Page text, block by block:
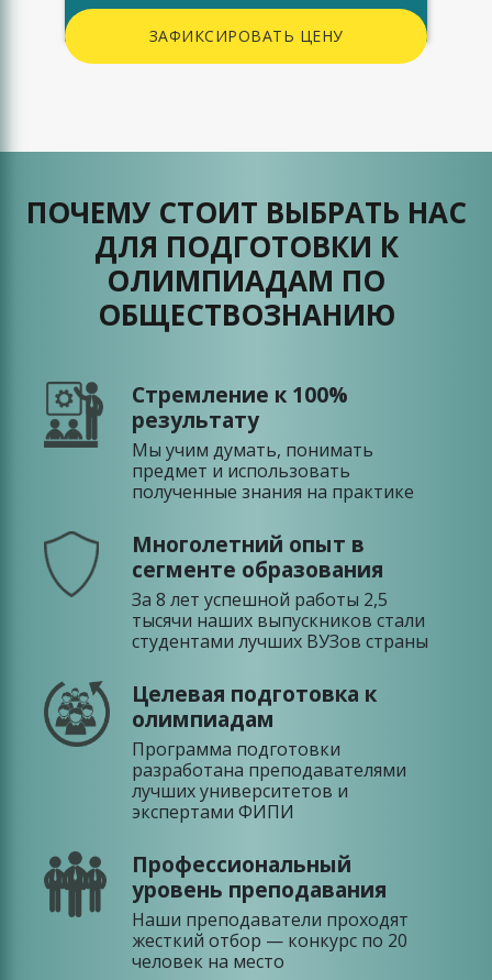
ЗАФИКСИРОВАТЬ ЦЕНУ
ПОЧЕМУ СТОИТ ВЫБРАТЬ НАС
ДЛЯ ПОДГОТОВКИ К
ОЛИМПИАДАМ ПО
ОБЩЕСТВОЗНАНИЮ
Стремление к 100%
результату
Мы учим думать, понимать
предмет и использовать
полученные знания на практике
Многолетний опыт в
сегменте образования
За 8 лет успешной работы 2,5
тысячи наших выпускников стали
студентами лучших ВУЗов страны
Целевая подготовка к
олимпиадам
Программа подготовки
разработана преподавателями
лучших университетов и
экспертами ФИПИ
Профессиональный
уровень преподавания
Наши преподаватели проходят
жесткий отбор — конкурс по 20
человек на место